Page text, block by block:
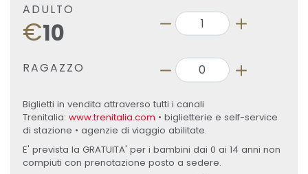
ADULTO
€10
RAGAZZO
Biglietti in vendita attraverso tutti i canali
Trenitalia: www.trenitalia.com • biglietterie e self-service
di stazione • agenzie di viaggio abilitate.
E' prevista la GRATUITA' per i bambini dai 0 ai 14 anni non
compiuti con prenotazione posto a sedere.